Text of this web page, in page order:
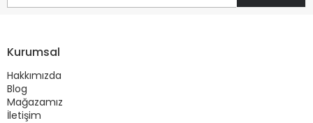
Kurumsal
Hakkımızda
Blog
Mağazamız
İletişim